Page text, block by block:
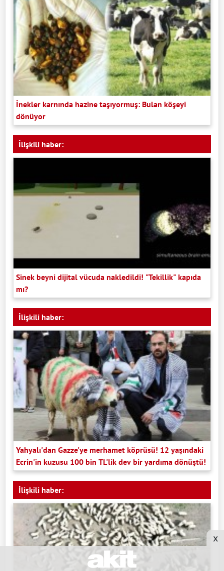
İnekler karnında hazine taşıyormuş: Bulan köşeyi
dönüyor
İlişkili haber:
Sinek beyni dijital vücuda nakledildi! "Tekillik" kapıda
mı?
İlişkili haber:
Yahyalı'dan Gazze'ye merhamet köprüsü! 12 yaşındaki
Ecrin'in kuzusu 100 bin TL'lik dev bir yardıma dönüştü!
İlişkili haber:
x